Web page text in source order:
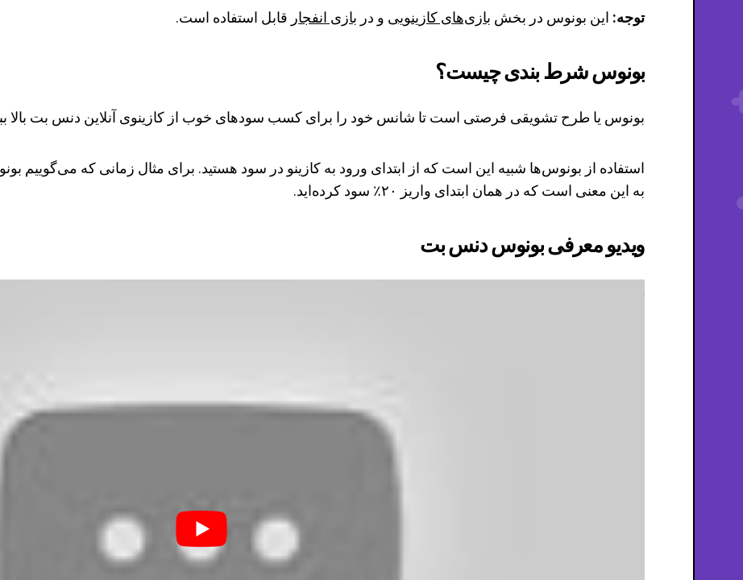
توجه: این بونوس در بخش بازی‌های کازینویی و در بازی انفجار قابل استفاده است.
بونوس شرط بندی چیست؟
بونوس یا طرح تشویقی فرصتی است تا شانس خود را برای کسب سودهای خوب از کازینوی آنلاین دنس بت بالا
به این معنی است که در همان ابتدای واریز ۲۰٪ سود کرده‌اید.
ویدیو معرفی بونوس دنس بت